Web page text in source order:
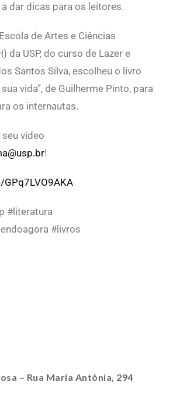
dar dicas para os leitores.
de Artes e Ciências
da USP, do curso de Lazer e
Santos Silva, escolheu o livro
vida”, de Guilherme Pinto, para
os internautas.
vídeo
!
#literatura
#livros
– Rua Maria Antônia, 294